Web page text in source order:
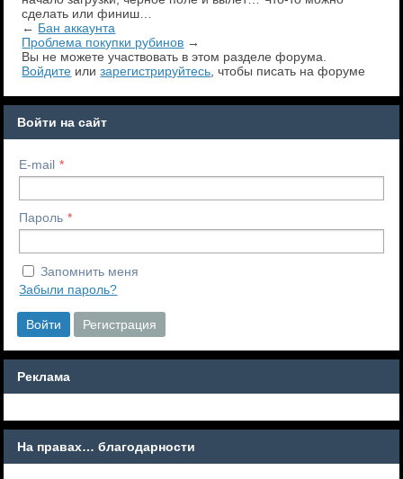
сделать или финиш…
← Бан аккаунта
Проблема покупки рубинов →
Вы не можете участвовать в этом разделе форума.
Войдите илизарегистрируйтесь , чтобы писать на форуме
Войти на сайт
E-mail
Пароль
Запомнить меня
Забыли пароль?
Войти Регистрация
Реклама
На правах… благодарности